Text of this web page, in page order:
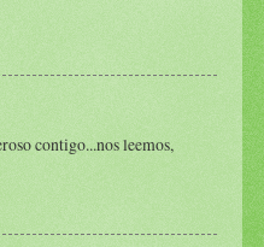
contigo...nos leemos,